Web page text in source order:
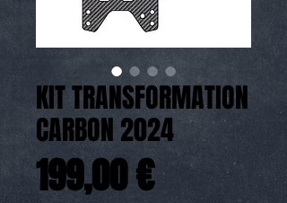
KIT TRANSFORMATION
CARBON 2024
199,00 €Prix